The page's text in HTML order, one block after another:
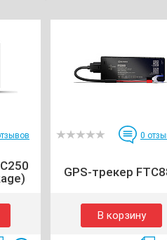
0
GPS-трекер
В корзину